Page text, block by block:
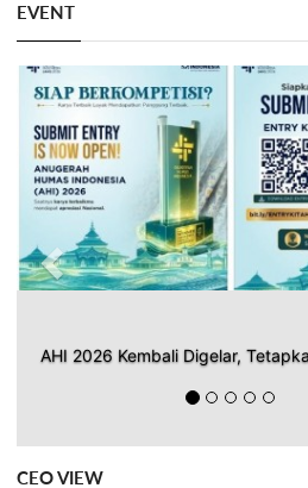
EVENT
AHI 2026 Kembali Digelar,
Previous
CEO VIEW